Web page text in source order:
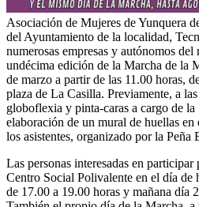
Asociación de Mujeres de Yunquera
del Ayuntamiento de la localidad,
numerosas empresas y autónomos
undécima edición de la Marcha de la
de marzo a partir de las 11.00 horas,
plaza de La Casilla. Previamente, a
globoflexia y pinta-caras a cargo de
elaboración de un mural de huellas
los asistentes, organizado por la Peña
Las personas interesadas en
Centro Social Polivalente en el día de
de 17.00 a 19.00 horas y mañana día